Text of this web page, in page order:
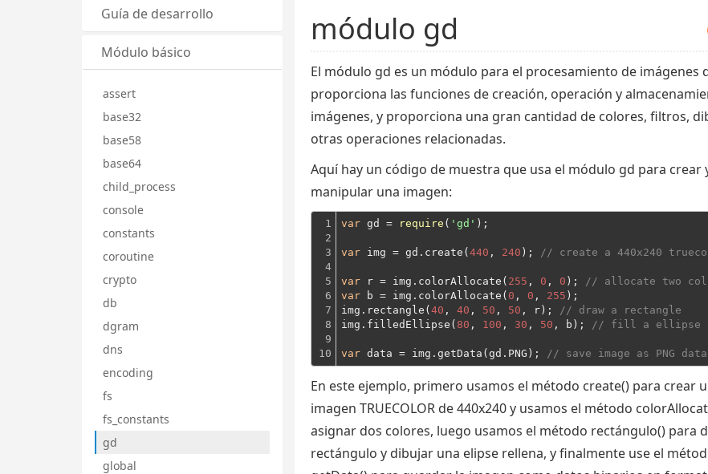
Guía de desarrollo
Módulo básico
assert
base32
base58
base64
child_process
console
constants
coroutine
crypto
db
dgram
dns
encoding
fs
fs_constants
gd
global
módulo gd
El módulo gd es un módulo para el procesamiento de imágenes
proporciona las funciones de creación, operación y
imágenes, y proporciona una gran cantidad de colores, filtros,
otras operaciones relacionadas.
Aquí hay un código de muestra que usa el módulo gd para crear
manipular una imagen:
1
2
3
4
5
6
7
8
9
10
var gd = require ( 'gd' );
var img = gd.create( 440 , 240 ); // create a 440x240
var r = img.colorAllocate( 255 , 0 , 0 );
// allocate two
var b = img.colorAllocate( 0 , 0 , 255 );
img.rectangle( 40 , 40 , 50 , 50 , r);
// draw a rectangle
img.filledEllipse( 80 , 100 , 30 , 50 , b); // fill a ellipse
var data = img.getData(gd.PNG); // save image as PNG data
En este ejemplo, primero usamos el método create() para crear
imagen TRUECOLOR de 440x240 y usamos el método
asignar dos colores, luego usamos el método rectángulo() para
rectángulo y dibujar una elipse rellena, y finalmente use el